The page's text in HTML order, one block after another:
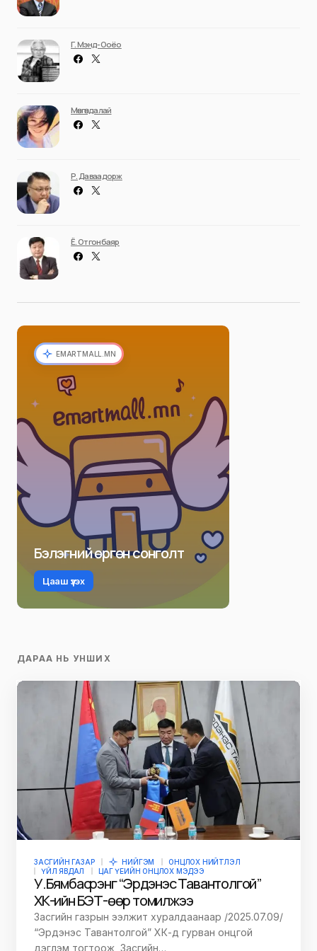
Г. Мэнд-Ооёо
Мөнгөндалай
Р. Даваадорж
Ё. Отгонбаяр
EMARTMALL.MN
Бэлэгний өргөн сонголт
Цааш үзэх
ДАРАА НЬ УНШИХ
ЗАСГИЙН ГАЗАР НИЙГЭМ
ОНЦЛОХ НИЙТЛЭЛ
ҮЙЛ ЯВДАЛ
ЦАГ ҮЕИЙН ОНЦЛОХ МЭДЭЭ
У.Бямбасүрэнг “Эрдэнэс Тавантолгой”
ХК-ийн БЭТ-өөр томилжээ
Засгийн газрын ээлжит хуралдаанаар /2025.07.09/
“Эрдэнэс Тавантолгой” ХК-д гурван онцгой
дэглэм тогтоож, Засгийн…